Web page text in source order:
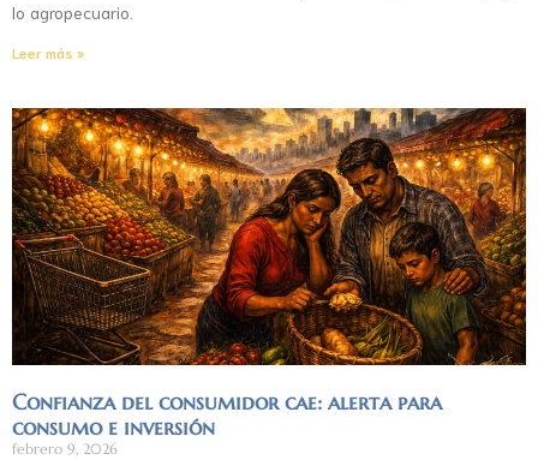
lo agropecuario.
Leer más »
Confianza del consumidor cae: alerta para
consumo e inversión
febrero 9, 2026